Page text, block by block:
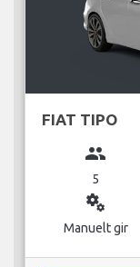
FIAT TIPO
group
5
miscellaneous_services
Manuelt gir